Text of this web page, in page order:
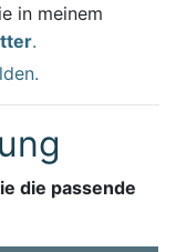
in meinem
.
die passende